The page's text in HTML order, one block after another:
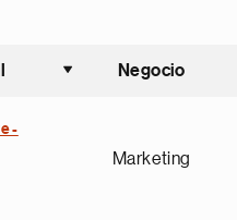
Ordenar
Negocio
-
Marketing